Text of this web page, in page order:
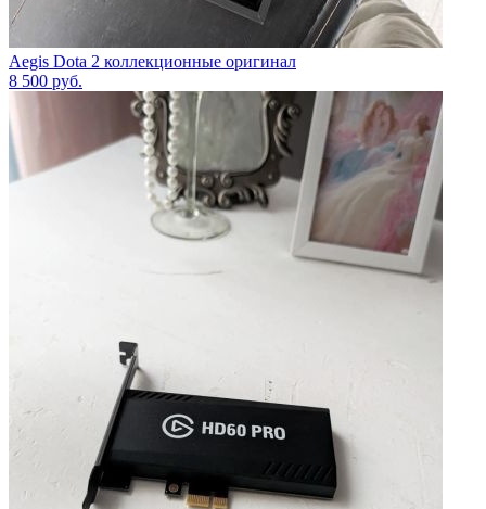
Aegis Dota 2 коллекционные оригинал
8 500 руб.